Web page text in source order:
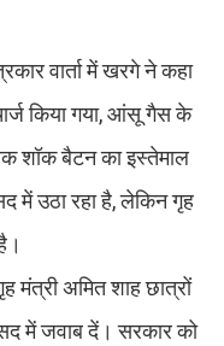
वार्ता में खरगे ने कहा
किया गया, आंसू गैस के
शॉक बैटन का इस्तेमाल
में उठा रहा है, लेकिन गृह
मंत्री अमित शाह छात्रों
में जवाब दें। सरकार को